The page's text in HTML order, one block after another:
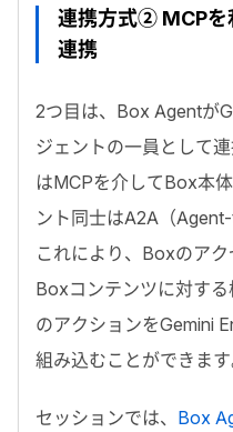
連携方式② MCPを
連携
2つ目は、Box Agentが
ジェントの一員として
はMCPを介してBox本
ント同士はA2A（
これにより、 Boxのアク
Boxコンテンツに対す
のアクションをGemini
組み込むことができます
セッションでは、 Box